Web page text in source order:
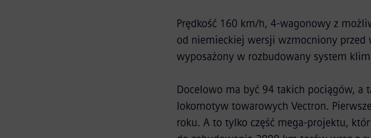
Prędkość 160 km/h, 4-wagonowy z
od niemieckiej wersji wzmocniony
wyposażony w rozbudowany system
Docelowo ma być 94 takich pociągów, a
lokomotyw towarowych Vectron.
roku. A to tylko część mega-projektu,